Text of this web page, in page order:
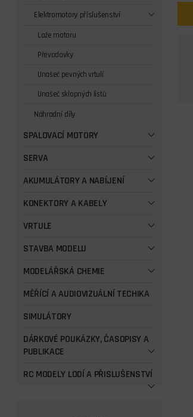
Elektromotory příslušenství
Lože motoru
Převodovky
Unašeč pevných vrtulí
Unašeč sklopných listů
Náhradní díly
SPALOVACÍ MOTORY
SERVA
AKUMULÁTORY A NABÍJENÍ
KONEKTORY A KABELY
VRTULE
STAVBA MODELU
MODELÁŘSKÁ CHEMIE
MĚŘÍCÍ A AUDIOVIZUÁLNÍ TECHIKA
SIMULÁTORY
DÁRKOVÉ POUKÁZKY, ČASOPISY A
PUBLIKACE
RC MODELY LODÍ A PŘISLUŠENSTVÍ